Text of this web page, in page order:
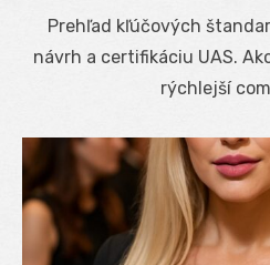
Prehľad kľúčových
návrh a certifikáciu UAS.
rýchlejší